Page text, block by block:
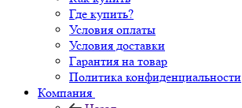
Где купить?
Условия оплаты
Условия доставки
Гарантия на товар
Политика конфиденциальности
Компания